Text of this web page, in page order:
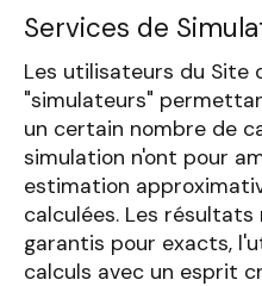
Services de
Les utilisateurs du Site
"simulateurs"
un certain nombre de
simulation n'ont pour
estimation
calculées. Les
garantis pour exacts,
calculs avec un esprit